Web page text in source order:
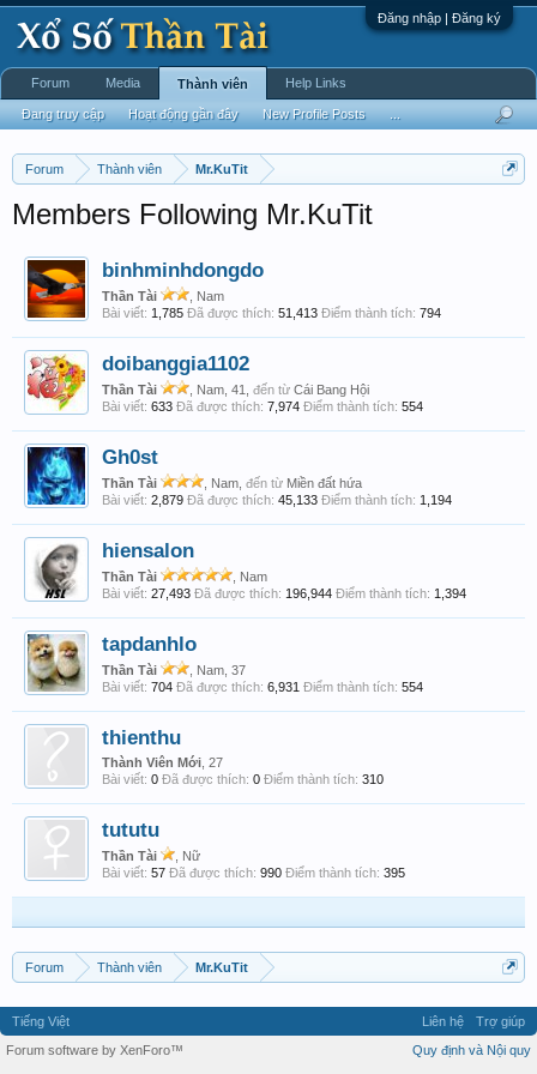
Đăng nhập | Đăng ký
Forum Thành viên Mr.KuTit
Members Following Mr.KuTit
binhminhdongdo
Thần Tài
, Nam
Bài viết: 1,785 Đã được thích: 51,413 Điểm thành tích: 794
doibanggia1102
Thần Tài , Nam, 41, đến từ Cái Bang Hội
Bài viết: 633 Đã được thích: 7,974 Điểm thành tích: 554
Gh0st
Thần Tài , Nam, đến từ Miền đất hứa
Bài viết: 2,879 Đã được thích: 45,133 Điểm thành tích: 1,194
hiensalon
Thần Tài
, Nam
Bài viết: 27,493 Đã được thích: 196,944 Điểm thành tích: 1,394
tapdanhlo
Thần Tài
, Nam, 37
Bài viết: 704 Đã được thích: 6,931 Điểm thành tích: 554
thienthu
Thành Viên Mới , 27
Bài viết: 0 Đã được thích: 0 Điểm thành tích: 310
tututu
Thần Tài
, Nữ
Bài viết: 57 Đã được thích: 990 Điểm thành tích: 395
Forum Thành viên Mr.KuTit
Forum Media Thành viên
Đang truy cập Hoạt động gần đây New Profile Posts
Help Links
Tiếng Việt Liên hệ
Trợ giúp
Quy định và Nội quy
Forum software by XenForo™